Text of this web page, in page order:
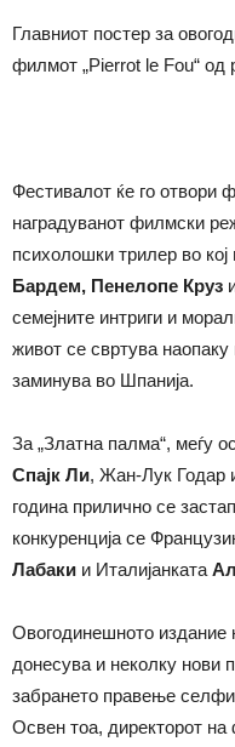
Главниот постер за
филмот „Pierrot le Fou“ од
Фестивалот ќе го отвори
наградуванот филмски
психолошки трилер во кој
Бардем, Пенелопе Круз
семејните интриги и
живот се свртува наопаку
заминува во Шпанија.
За „Златна палма“, меѓу
Спајк Ли, Жан-Лук Годар
година прилично се
конкуренција се
Лабаки и Италијанката
Овогодинешното
донесува и неколку нови
забрането правење
Освен тоа, директорот